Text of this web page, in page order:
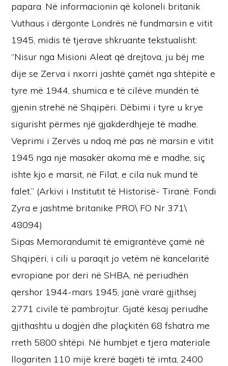
papara. Në informacionin që koloneli britanik
Vuthaus i dërgonte Londrës në fundmarsin e vitit
1945, midis të tjerave shkruante tekstualisht:
“Nisur nga Misioni Aleat që drejtova, ju bëj me
dije se Zerva i nxorri jashtë çamët nga shtëpitë e
tyre më 1944, shumica e të cilëve mundën të
gjenin strehë në Shqipëri. Dëbimi i tyre u krye
sigurisht përmes një gjakderdhjeje të madhe.
Veprimi i Zervës u ndoq më pas në marsin e vitit
1945 nga një masakër akoma më e madhe, siç
ishte kjo e marsit, në Filat, e cila nuk mund të
falet.” (Arkivi i Institutit të Historisë- Tiranë. Fondi
Zyra e jashtme britanike PRO\ FO Nr 371\
48094)
Sipas Memorandumit të emigrantëve çamë në
Shqipëri, i cili u paraqit jo vetëm në kancelaritë
evropiane por deri në SHBA, në periudhën
qershor 1944-mars 1945, janë vrarë gjithsej
2771 civilë të pambrojtur. Gjatë kësaj periudhe
gjithashtu u dogjën dhe plaçkitën 68 fshatra me
rreth 5800 shtëpi. Në humbjet e tjera materiale
llogariten 110 mijë krerë bagëti të imta, 2400